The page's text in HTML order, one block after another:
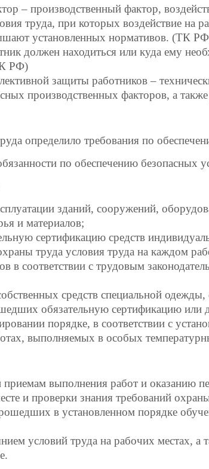
– производственный фактор,
труда, при которых воздействие
установленных нормативов. (ТК
должен находиться или куда ему
РФ)
защиты работников –
производственных факторов, а
определило требования по
по обеспечению безопасных
зданий, сооружений,
и материалов;
сертификацию средств
труда условия труда на каждом
в соответствии с трудовым
средств специальной
обязательную сертификацию или
порядке, в соответствии с
выполняемых в особых
выполнения работ и оказанию
и проверки знания требований
в установленном порядке
условий труда на рабочих местах,